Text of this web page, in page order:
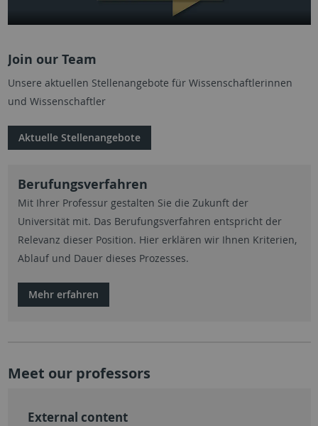
Join our Team
Unsere aktuellen Stellenangebote für Wissenschaftlerinnen
und Wissenschaftler
Aktuelle Stellenangebote
Berufungsverfahren
Mit Ihrer Professur gestalten Sie die Zukunft der
Universität mit. Das Berufungsverfahren entspricht der
Relevanz dieser Position. Hier erklären wir Ihnen Kriterien,
Ablauf und Dauer dieses Prozesses.
Mehr erfahren
Meet our professors
External content